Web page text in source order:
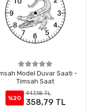
Model Duvar Saati -
Timsah Saat
%20
447,18 TL
358,79 TL